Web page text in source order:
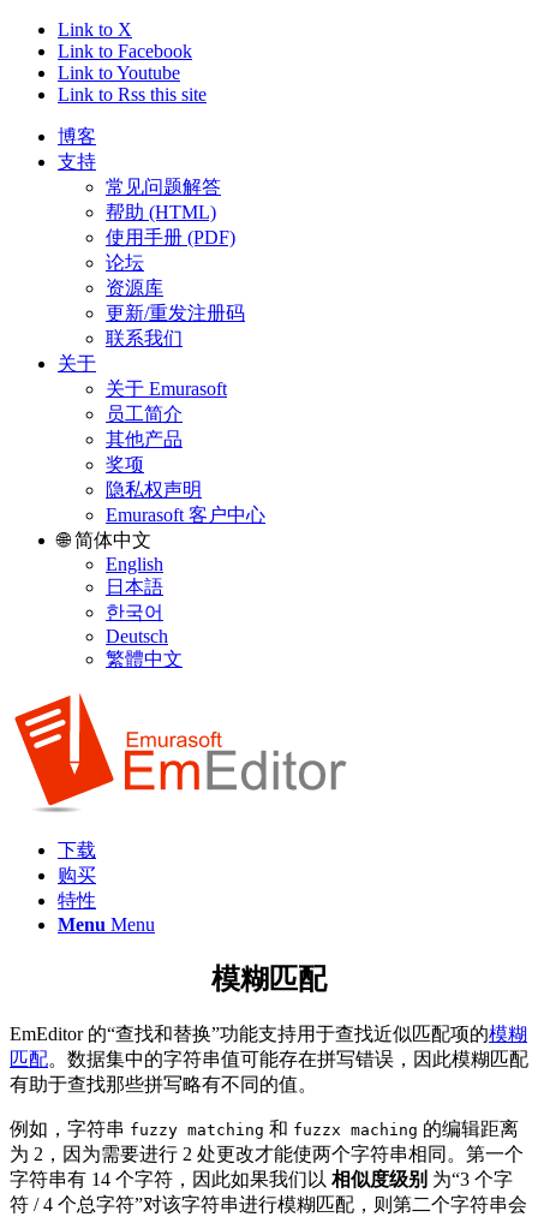
Link to X
Link to Facebook
Link to Youtube
Link to Rss this site
博客
支持
常见问题解答
帮助 (HTML)
使用手册 (PDF)
论坛
资源库
更新/重发注册码
联系我们
关于
关于 Emurasoft
员工简介
其他产品
奖项
隐私权声明
Emurasoft 客户中心
🌐 简体中文
English
日本語
한국어
Deutsch
繁體中文
下载
购买
特性
Menu Menu
模糊匹配
EmEditor 的“查找和替换”功能支持用于查找近似匹配项的模糊
匹配。数据集中的字符串值可能存在拼写错误，因此模糊匹配
有助于查找那些拼写略有不同的值。
例如，字符串 fuzzy matching 和 fuzzx maching 的编辑距离
为 2，因为需要进行 2 处更改才能使两个字符串相同。第一个
字符串有 14 个字符，因此如果我们以 相似度级别 为“3 个字
符 / 4 个总字符”对该字符串进行模糊匹配，则第二个字符串会